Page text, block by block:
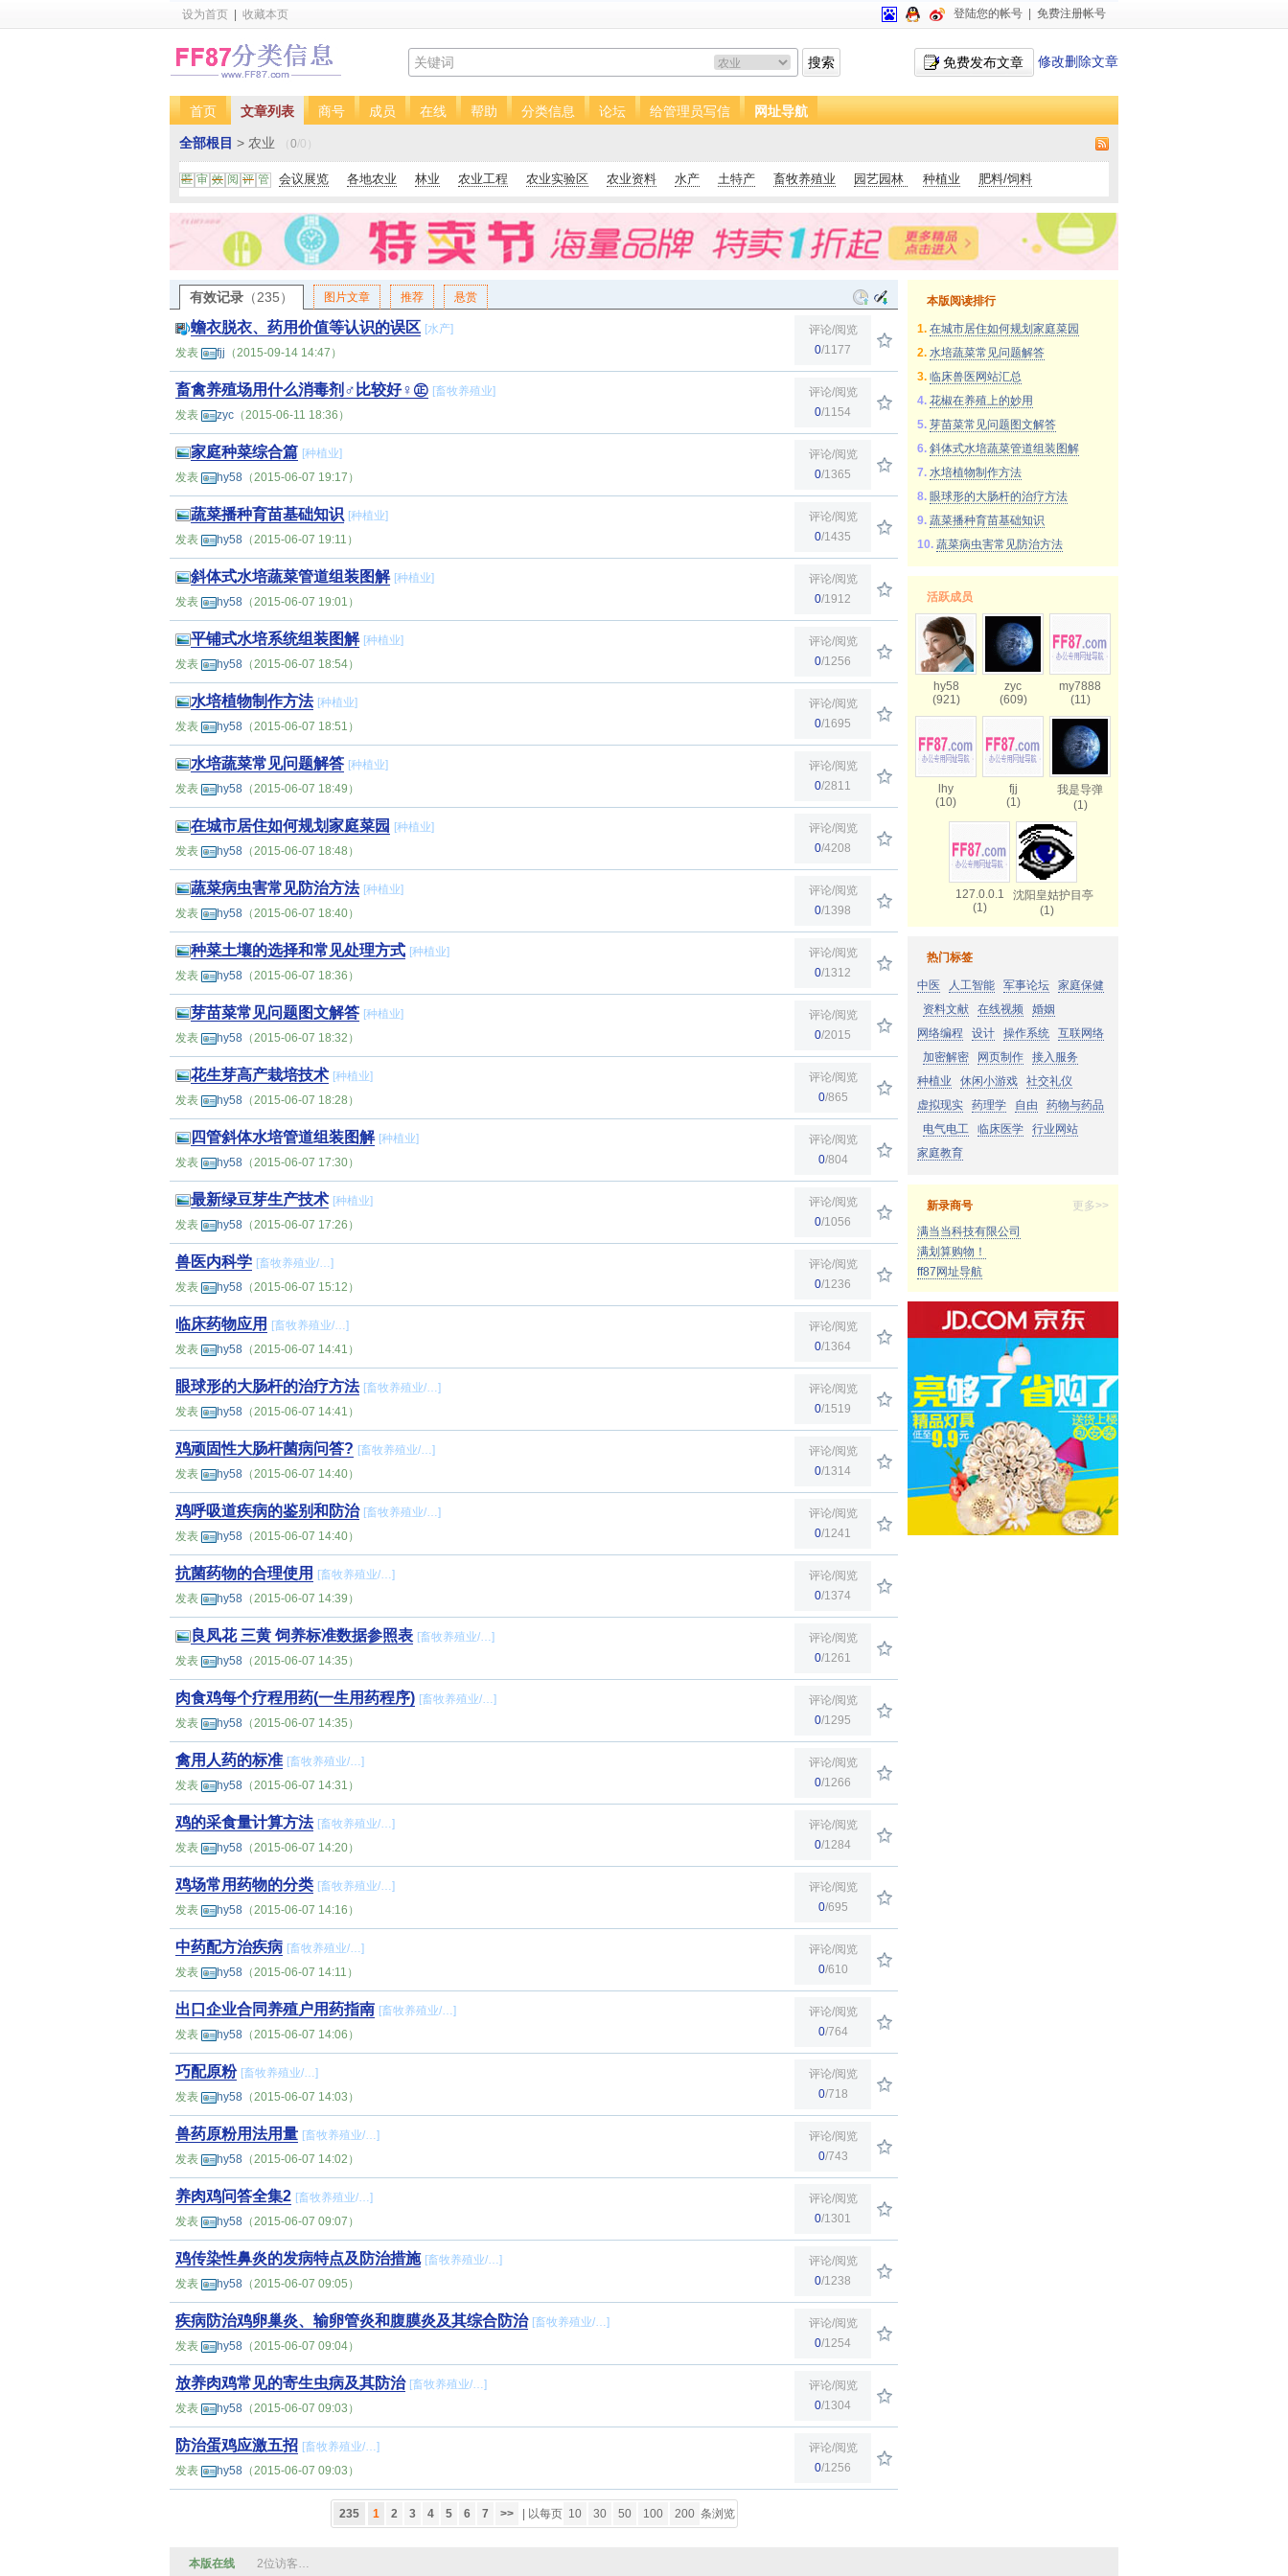
设为首页 收藏本页 登陆您的帐号 免费注册帐号
搜索 免费发布文章 修改删除文章
首页 文章列表 商号 成员 在线 帮助 分类信息 论坛 给管理员写信 网址导航
全部根目 > 农业 （ 0/0 ）
匿 审 效 阅 评 管 会议展览 各地农业 林业 农业工程 农业实验区 农业资料 水产 土特产 畜牧养殖业 园艺园林 种植业 肥料/饲料
有效记录 （235） 图片文章 推荐 悬赏
蟾衣脱衣、药用价值等认识的误区 [水产]
发表
fjj （2015-09-14 14:47）
评论/阅览
0/1177
畜禽养殖场用什么消毒剂♂比较好♀㊣ [畜牧养殖业]
发表
zyc （2015-06-11 18:36）
评论/阅览
0/1154
家庭种菜综合篇 [种植业]
发表
hy58 （2015-06-07 19:17）
评论/阅览
0/1365
蔬菜播种育苗基础知识 [种植业]
发表
hy58 （2015-06-07 19:11）
评论/阅览
0/1435
斜体式水培蔬菜管道组装图解 [种植业]
发表
hy58 （2015-06-07 19:01）
评论/阅览
0/1912
平铺式水培系统组装图解 [种植业]
发表
hy58 （2015-06-07 18:54）
评论/阅览
0/1256
水培植物制作方法 [种植业]
发表
hy58 （2015-06-07 18:51）
评论/阅览
0/1695
水培蔬菜常见问题解答 [种植业]
发表
hy58 （2015-06-07 18:49）
评论/阅览
0/2811
在城市居住如何规划家庭菜园 [种植业]
发表
hy58 （2015-06-07 18:48）
评论/阅览
0/4208
蔬菜病虫害常见防治方法 [种植业]
发表
hy58 （2015-06-07 18:40）
评论/阅览
0/1398
种菜土壤的选择和常见处理方式 [种植业]
发表
hy58 （2015-06-07 18:36）
评论/阅览
0/1312
芽苗菜常见问题图文解答 [种植业]
发表
hy58 （2015-06-07 18:32）
评论/阅览
0/2015
花生芽高产栽培技术 [种植业]
发表
hy58 （2015-06-07 18:28）
评论/阅览
0/865
四管斜体水培管道组装图解 [种植业]
发表
hy58 （2015-06-07 17:30）
评论/阅览
0/804
最新绿豆芽生产技术 [种植业]
发表
hy58 （2015-06-07 17:26）
评论/阅览
0/1056
兽医内科学 [畜牧养殖业/…]
发表
hy58 （2015-06-07 15:12）
评论/阅览
0/1236
临床药物应用 [畜牧养殖业/…]
发表
hy58 （2015-06-07 14:41）
评论/阅览
0/1364
眼球形的大肠杆的治疗方法 [畜牧养殖业/…]
发表
hy58 （2015-06-07 14:41）
评论/阅览
0/1519
鸡顽固性大肠杆菌病问答? [畜牧养殖业/…]
发表
hy58 （2015-06-07 14:40）
评论/阅览
0/1314
鸡呼吸道疾病的鉴别和防治 [畜牧养殖业/…]
发表
hy58 （2015-06-07 14:40）
评论/阅览
0/1241
抗菌药物的合理使用 [畜牧养殖业/…]
发表
hy58 （2015-06-07 14:39）
评论/阅览
0/1374
良凤花 三黄 饲养标准数据参照表 [畜牧养殖业/…]
发表
hy58 （2015-06-07 14:35）
评论/阅览
0/1261
肉食鸡每个疗程用药(一生用药程序) [畜牧养殖业/…]
发表
hy58 （2015-06-07 14:35）
评论/阅览
0/1295
禽用人药的标准 [畜牧养殖业/…]
发表
hy58 （2015-06-07 14:31）
评论/阅览
0/1266
鸡的采食量计算方法 [畜牧养殖业/…]
发表
hy58 （2015-06-07 14:20）
评论/阅览
0/1284
鸡场常用药物的分类 [畜牧养殖业/…]
发表
hy58 （2015-06-07 14:16）
评论/阅览
0/695
中药配方治疾病 [畜牧养殖业/…]
发表
hy58 （2015-06-07 14:11）
评论/阅览
0/610
出口企业合同养殖户用药指南 [畜牧养殖业/…]
发表
hy58 （2015-06-07 14:06）
评论/阅览
0/764
巧配原粉 [畜牧养殖业/…]
发表
hy58 （2015-06-07 14:03）
评论/阅览
0/718
兽药原粉用法用量 [畜牧养殖业/…]
发表
hy58 （2015-06-07 14:02）
评论/阅览
0/743
养肉鸡问答全集2 [畜牧养殖业/…]
发表
hy58 （2015-06-07 09:07）
评论/阅览
0/1301
鸡传染性鼻炎的发病特点及防治措施 [畜牧养殖业/…]
发表
hy58 （2015-06-07 09:05）
评论/阅览
0/1238
疾病防治鸡卵巢炎、输卵管炎和腹膜炎及其综合防治 [畜牧养殖业/…]
发表
hy58 （2015-06-07 09:04）
评论/阅览
0/1254
放养肉鸡常见的寄生虫病及其防治 [畜牧养殖业/…]
发表
hy58 （2015-06-07 09:03）
评论/阅览
0/1304
防治蛋鸡应激五招 [畜牧养殖业/…]
发表
hy58 （2015-06-07 09:03）
评论/阅览
0/1256
235 1 2 3 4 5 6 7 >> 以每页 10 30 50 100 200 条浏览
本版阅读排行
1. 在城市居住如何规划家庭菜园
2. 水培蔬菜常见问题解答
3. 临床兽医网站汇总
4. 花椒在养殖上的妙用
5. 芽苗菜常见问题图文解答
6. 斜体式水培蔬菜管道组装图解
7. 水培植物制作方法
8. 眼球形的大肠杆的治疗方法
9. 蔬菜播种育苗基础知识
10. 蔬菜病虫害常见防治方法
活跃成员
hy58
(921)
zyc
(609)
my7888
(11)
lhy
(10)
fjj
(1)
我是导弹
(1)
127.0.0.1
(1)
沈阳皇姑护目亭
(1)
热门标签
中医 人工智能 军事论坛
家庭保健
资料文献
在线视频
婚姻
网络编程
设计 操作系统
互联网络
加密解密
网页制作
接入服务
种植业
休闲小游戏
社交礼仪
虚拟现实
药理学 自由
药物与药品
电气电工
临床医学
行业网站
家庭教育
更多>>
新录商号
满当当科技有限公司
满划算购物！
ff87网址导航
本版在线 2位访客…